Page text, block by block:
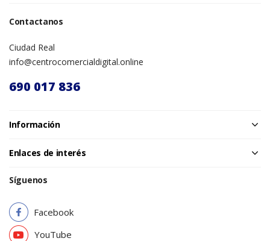
Contactanos
Ciudad Real
info@centrocomercialdigital.online
690 017 836
Información
Enlaces de interés
Síguenos
Facebook
YouTube